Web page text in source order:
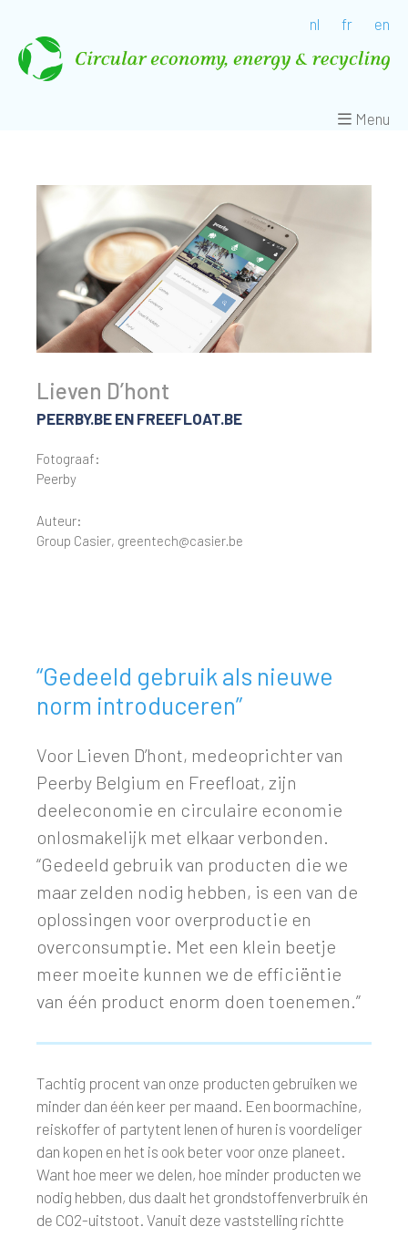
nl fr en
Menu
Lieven D’hont
PEERBY.BE EN FREEFLOAT.BE
Fotograaf:
Peerby
Auteur:
Group Casier, greentech@casier.be
“Gedeeld gebruik als nieuwe
norm introduceren”
Voor Lieven D’hont, medeoprichter van
Peerby Belgium en Freefloat, zijn
deeleconomie en circulaire economie
onlosmakelijk met elkaar verbonden.
“Gedeeld gebruik van producten die we
maar zelden nodig hebben, is een van de
oplossingen voor overproductie en
overconsumptie. Met een klein beetje
meer moeite kunnen we de efficiëntie
van één product enorm doen toenemen.”
Tachtig procent van onze producten gebruiken we
minder dan één keer per maand. Een boormachine,
reiskoffer of partytent lenen of huren is voordeliger
dan kopen en het is ook beter voor onze planeet.
Want hoe meer we delen, hoe minder producten we
nodig hebben, dus daalt het grondstoffenverbruik én
de CO2-uitstoot. Vanuit deze vaststelling richtte